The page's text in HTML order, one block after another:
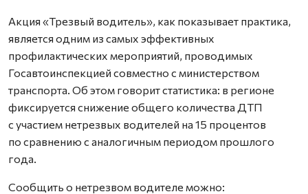
Акция «Трезвый водитель», как показывает практика,
является одним из самых эффективных
профилактических мероприятий, проводимых
Госавтоинспекцией совместно с министерством
транспорта. Об этом говорит статистика: в регионе
фиксируется снижение общего количества ДТП
с участием нетрезвых водителей на 15 процентов
по сравнению с аналогичным периодом прошлого
года.
Сообщить о нетрезвом водителе можно: